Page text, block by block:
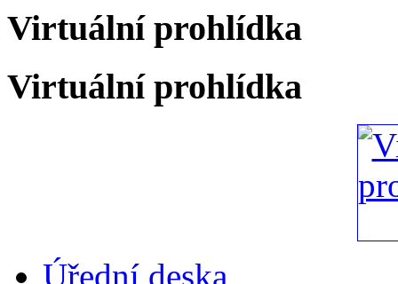
Virtuální prohlídka
Virtuální prohlídka
Úřední deska